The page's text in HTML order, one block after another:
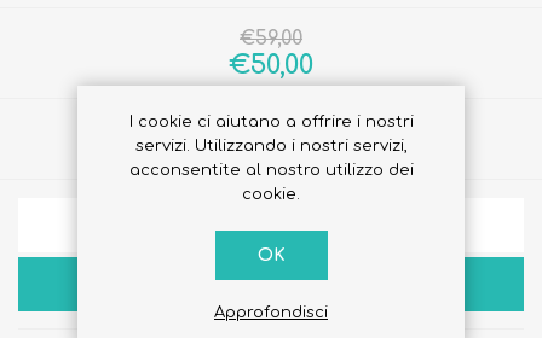
€59,00
€50,00
Quantità:
ACQUISTA
I cookie ci aiutano a offrire i nostri
servizi. Utilizzando i nostri servizi,
acconsentite al nostro utilizzo dei
cookie.
OK
Approfondisci